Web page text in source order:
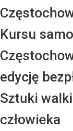
Kursu
edycję
Sztuki
człowieka